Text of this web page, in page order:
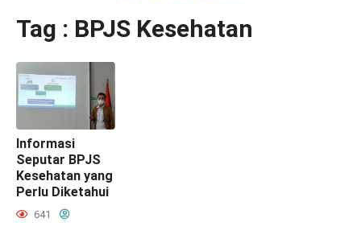
Tag : BPJS Kesehatan
Informasi
Seputar BPJS
Kesehatan yang
Perlu Diketahui
641